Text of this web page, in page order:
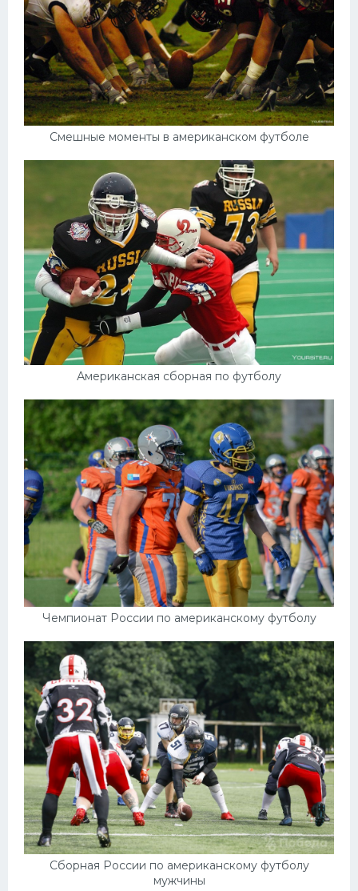
Смешные моменты в американском футболе
Американская сборная по футболу
Чемпионат России по американскому футболу
Сборная России по американскому футболу
мужчины